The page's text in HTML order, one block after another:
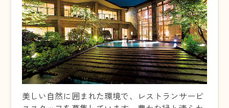
美しい自然に囲まれた環境で、レストランサービ